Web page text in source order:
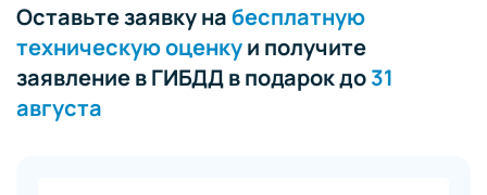
Оставьте заявку набесплатную
техническую оценкуи получите
заявление в ГИБДД в подарок до31
августа